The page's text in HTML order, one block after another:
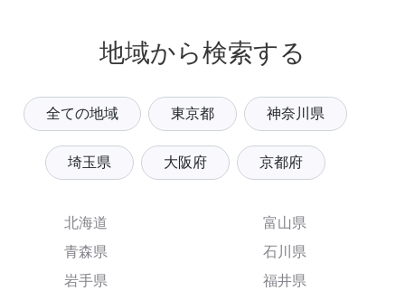
地域から検索する
全ての地域 東京都 神奈川県
埼玉県 大阪府 京都府
北海道
青森県
岩手県
富山県
石川県
福井県